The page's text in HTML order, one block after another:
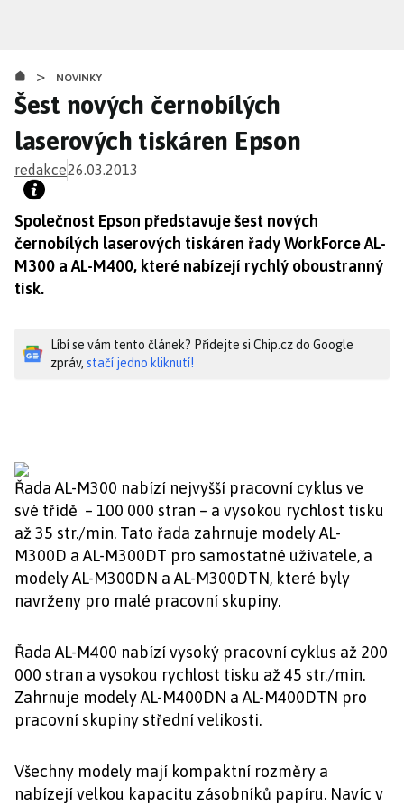
obsahu
> NOVINKY
Šest nových černobílých
laserových tiskáren Epson
redakce26.03.2013
Společnost Epson představuje šest nových
černobílých laserových tiskáren řady WorkForce AL-
M300 a AL-M400, které nabízejí rychlý oboustranný
tisk.
Líbí se vám tento článek? Přidejte si Chip.cz do Google
zpráv, stačí jedno kliknutí!
Řada AL-M300 nabízí nejvyšší pracovní cyklus ve
své třídě – 100 000 stran – a vysokou rychlost tisku
až 35 str./min. Tato řada zahrnuje modely AL-
M300D a AL-M300DT pro samostatné uživatele, a
modely AL-M300DN a AL-M300DTN, které byly
navrženy pro malé pracovní skupiny.
Řada AL-M400 nabízí vysoký pracovní cyklus až 200
000 stran a vysokou rychlost tisku až 45 str./min.
Zahrnuje modely AL-M400DN a AL-M400DTN pro
pracovní skupiny střední velikosti.
Všechny modely mají kompaktní rozměry a
nabízejí velkou kapacitu zásobníků papíru. Navíc v